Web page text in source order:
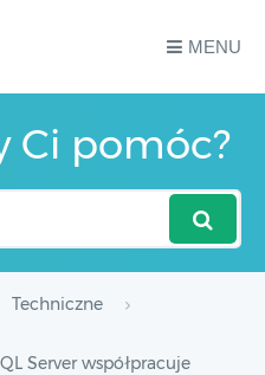
MENU
Ci pomóc?
Techniczne
Server współpracuje